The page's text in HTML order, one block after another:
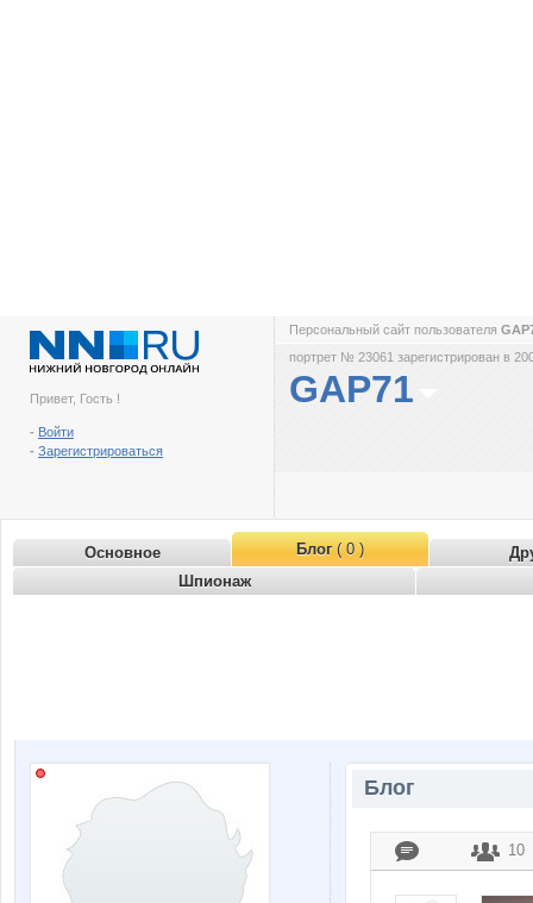
Привет, Гость !
- Войти
- Зарегистрироваться
Персональный сайт пользователя
портрет № 23061 зарегистрирован в
GAP71
Основное Блог( 0 )
Шпионаж
Блог
10